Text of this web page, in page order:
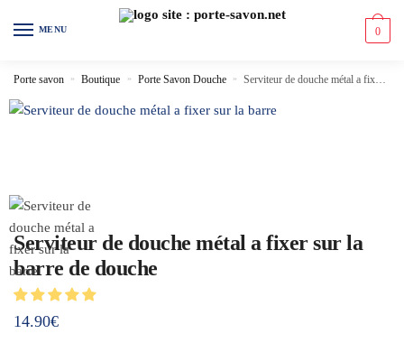
MENU 0
Porte savon » Boutique » Porte Savon Douche » Serviteur de douche métal a fixer sur la barre de douche
Serviteur de douche métal a fixer sur la
barre de douche
14.90€